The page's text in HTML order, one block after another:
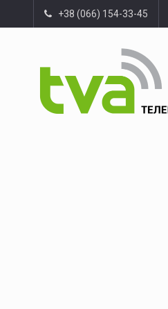
+38 (066) 154-33-45